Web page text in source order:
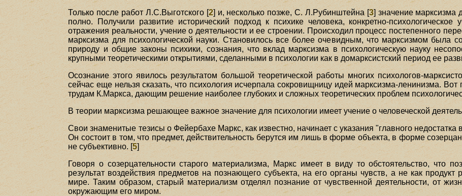
Только после работ Л.С.Выготского [2] и, несколько позже, С. Л.Рубинштейна [3] значение марксизма
полно. Получили развитие исторический подход к психике человека, конкретно-
отражения реальности, учение о деятельности и ее строении. Происходил процесс постепенного
марксизма для психологической науки. Становилось все более очевидным, что марксизмом была
природу и общие законы психики, сознания, что вклад марксизма в психологическую науку
крупными теоретическими открытиями, сделанными в психологии как в домарксистский период ее
Осознание этого явилось результатом большой теоретической работы многих психологов-
сейчас еще нельзя сказать, что психология исчерпала сокровищницу идей марксизма-ленинизма.
трудам К.Маркса, дающим решение наиболее глубоких и сложных теоретических проблем
В теории марксизма решающее важное значение для психологии имеет учение о человеческой
Свои знаменитые тезисы о Фейербахе Маркс, как известно, начинает с указания "главного
Он состоит в том, что предмет, действительность берутся им лишь в форме объекта, в форме
не субъективно. [5]
Говоря о созерцательности старого материализма, Маркс имеет в виду то обстоятельство, что
результат воздействия предметов на познающего субъекта, на его органы чувств, а не как продукт
мире. Таким образом, старый материализм отделял познание от чувственной деятельности, от
окружающим его миром.